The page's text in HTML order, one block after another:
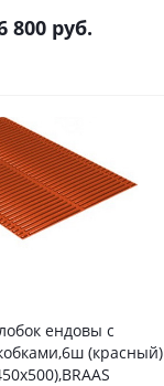
800 руб.
ендовы с
(красный)